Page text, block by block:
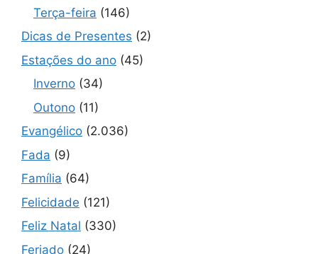
Terça-feira (146)
Dicas de Presentes (2)
Estações do ano (45)
Inverno (34)
Outono (11)
Evangélico (2.036)
Fada (9)
Família (64)
Felicidade (121)
Feliz Natal (330)
Feriado (24)